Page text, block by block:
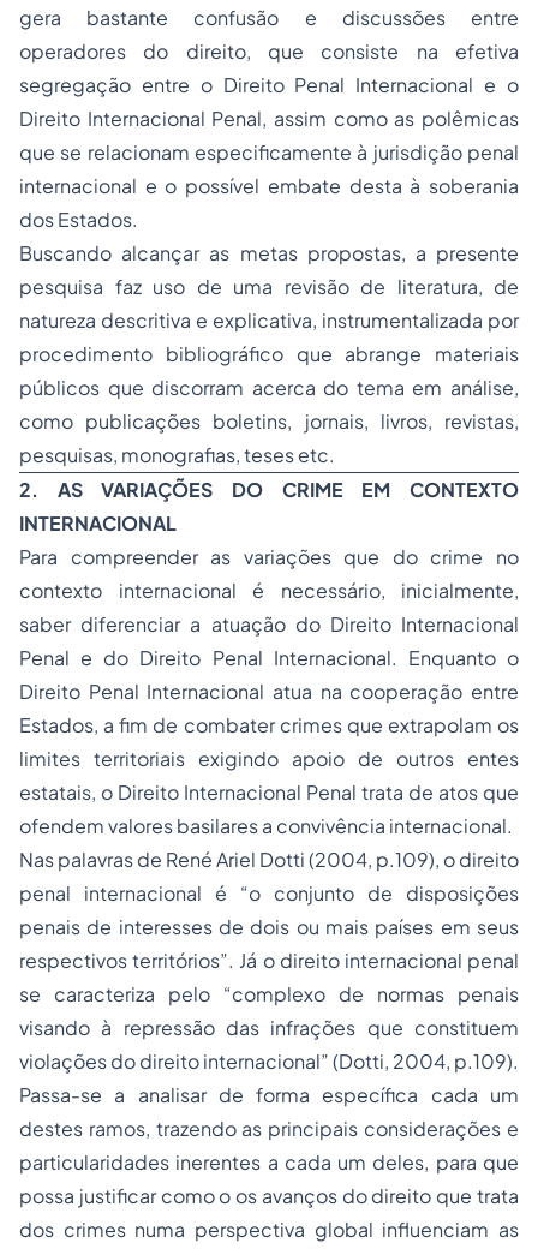
gera bastante confusão e discussões entre
operadores do direito, que consiste na efetiva
segregação entre o Direito Penal Internacional e o
Direito Internacional Penal, assim como as polêmicas
que se relacionam especificamente à jurisdição penal
internacional e o possível embate desta à soberania
dos Estados.
Buscando alcançar as metas propostas, a presente
pesquisa faz uso de uma revisão de literatura, de
natureza descritiva e explicativa, instrumentalizada por
procedimento bibliográfico que abrange materiais
públicos que discorram acerca do tema em análise,
como publicações boletins, jornais, livros, revistas,
pesquisas, monografias, teses etc.
2. AS VARIAÇÕES DO CRIME EM CONTEXTO
INTERNACIONAL
Para compreender as variações que do crime no
contexto internacional é necessário, inicialmente,
saber diferenciar a atuação do Direito Internacional
Penal e do Direito Penal Internacional. Enquanto o
Direito Penal Internacional atua na cooperação entre
Estados, a fim de combater crimes que extrapolam os
limites territoriais exigindo apoio de outros entes
estatais, o Direito Internacional Penal trata de atos que
ofendem valores basilares a convivência internacional.
Nas palavras de René Ariel Dotti (2004, p.109), o direito
penal internacional é “o conjunto de disposições
penais de interesses de dois ou mais países em seus
respectivos territórios”. Já o direito internacional penal
se caracteriza pelo “complexo de normas penais
visando à repressão das infrações que constituem
violações do direito internacional” (Dotti, 2004, p.109).
Passa-se a analisar de forma específica cada um
destes ramos, trazendo as principais considerações e
particularidades inerentes a cada um deles, para que
possa justificar como o os avanços do direito que trata
dos crimes numa perspectiva global influenciam as